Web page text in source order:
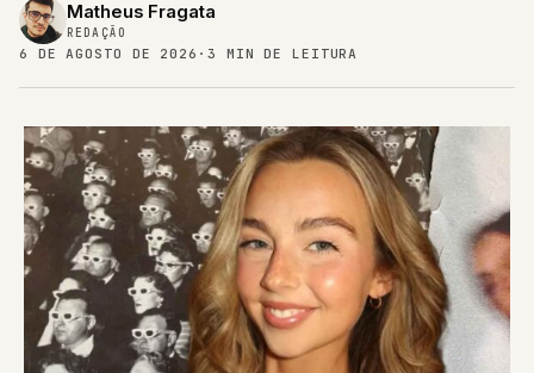
Matheus Fragata
REDAÇÃO
6 DE AGOSTO DE 2026 · 3 MIN DE LEITURA